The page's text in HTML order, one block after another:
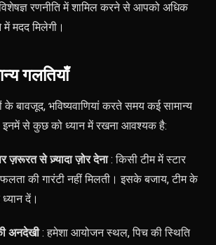
विशेषज्ञ रणनीति में शामिल करने से आपको अधिक
में मदद मिलेगी।
गलतियाँ
के बावजूद, भविष्यवाणियां करते समय कई सामान्य
इनमें से कुछ को ध्यान में रखना आवश्यक है:
ज़रूरत से ज़्यादा ज़ोर देना: किसी टीम में स्टार
की गारंटी नहीं मिलती। इसके बजाय, टीम के
दें।
अनदेखी: हमेशा आयोजन स्थल, पिच की स्थिति